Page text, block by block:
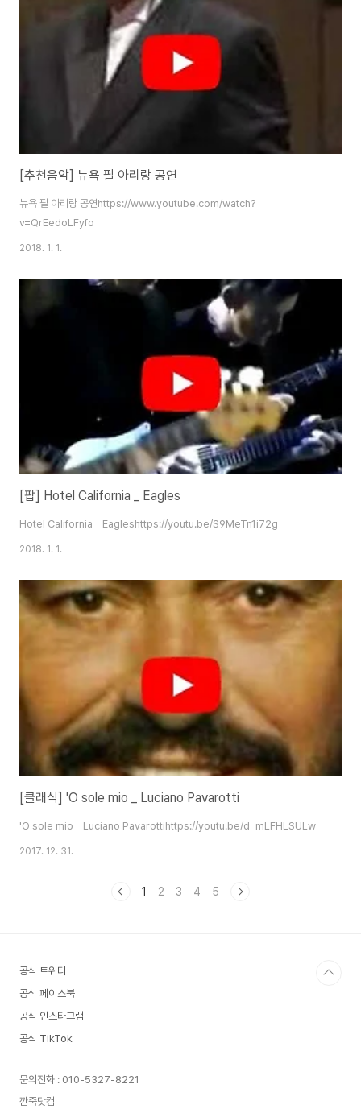
[추천음악] 뉴욕 필 아리랑 공연
뉴욕 필 아리랑 공연https://www.youtube.com/watch?
v=QrEedoLFyfo
2018. 1. 1.
[팝] Hotel California _ Eagles
Hotel California _ Eagleshttps://youtu.be/S9MeTn1i72g
2018. 1. 1.
[클래식] 'O sole mio _ Luciano Pavarotti
'O sole mio _ Luciano Pavarottihttps://youtu.be/d_mLFHLSULw
2017. 12. 31.
1 2 3 4 5
공식 트위터
공식 페이스북
공식 인스타그램
공식 TikTok
문의전화 : 010-5327-8221
깐죽닷컴